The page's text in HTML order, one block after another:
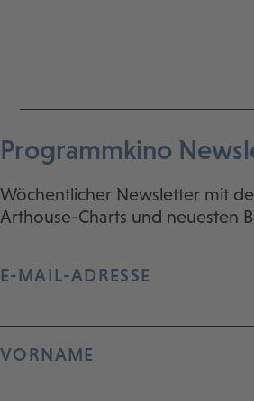
Programmkino
Wöchentlicher Newsletter mit
Arthouse-Charts und neuesten
E-MAIL-ADRESSE
VORNAME